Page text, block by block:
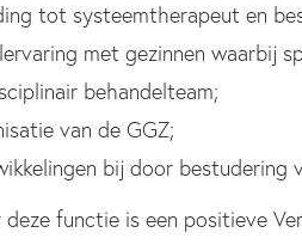
tot systeemtherapeut en
met gezinnen waarbij
behandelteam;
van de GGZ;
bij door bestudering
functie is een positieve